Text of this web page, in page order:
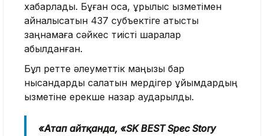
хабарлады. Бұған қоса, құрылыс қызметімен
айналысатын 437 субъектіге қатысты
заңнамаға сәйкес тиісті шаралар
қабылданған.
Бұл ретте әлеуметтік маңызы бар
нысандарды салатын мердігер ұйымдардың
қызметіне ерекше назар аударылды.
«Атап айтқанда, «SK BEST Spec Story